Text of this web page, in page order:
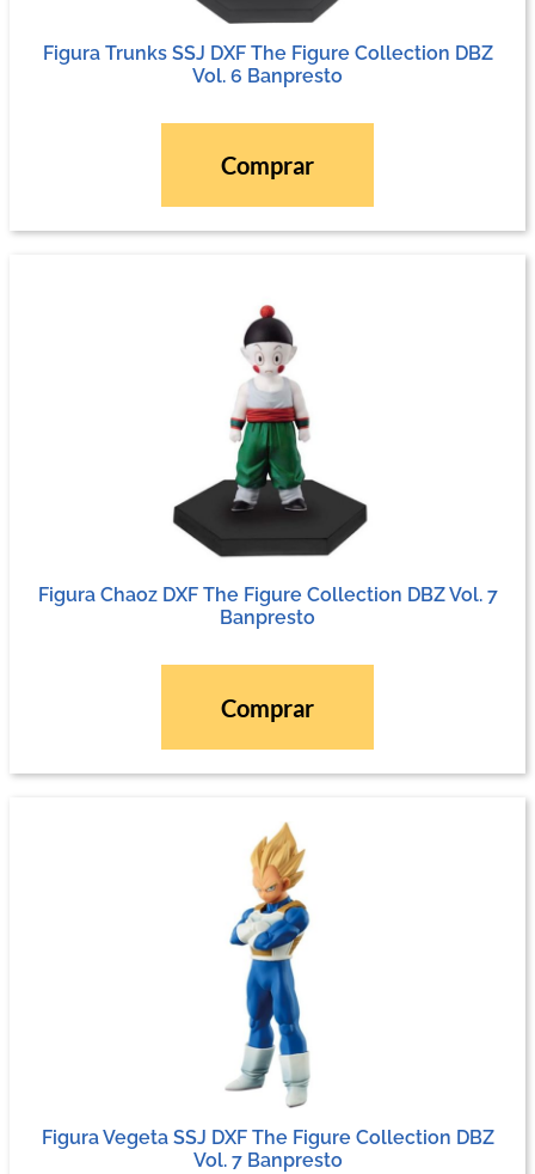
Figura Trunks SSJ DXF The Figure Collection DBZ
Vol. 6 Banpresto
Comprar
Figura Chaoz DXF The Figure Collection DBZ Vol. 7
Banpresto
Comprar
Figura Vegeta SSJ DXF The Figure Collection DBZ
Vol. 7 Banpresto